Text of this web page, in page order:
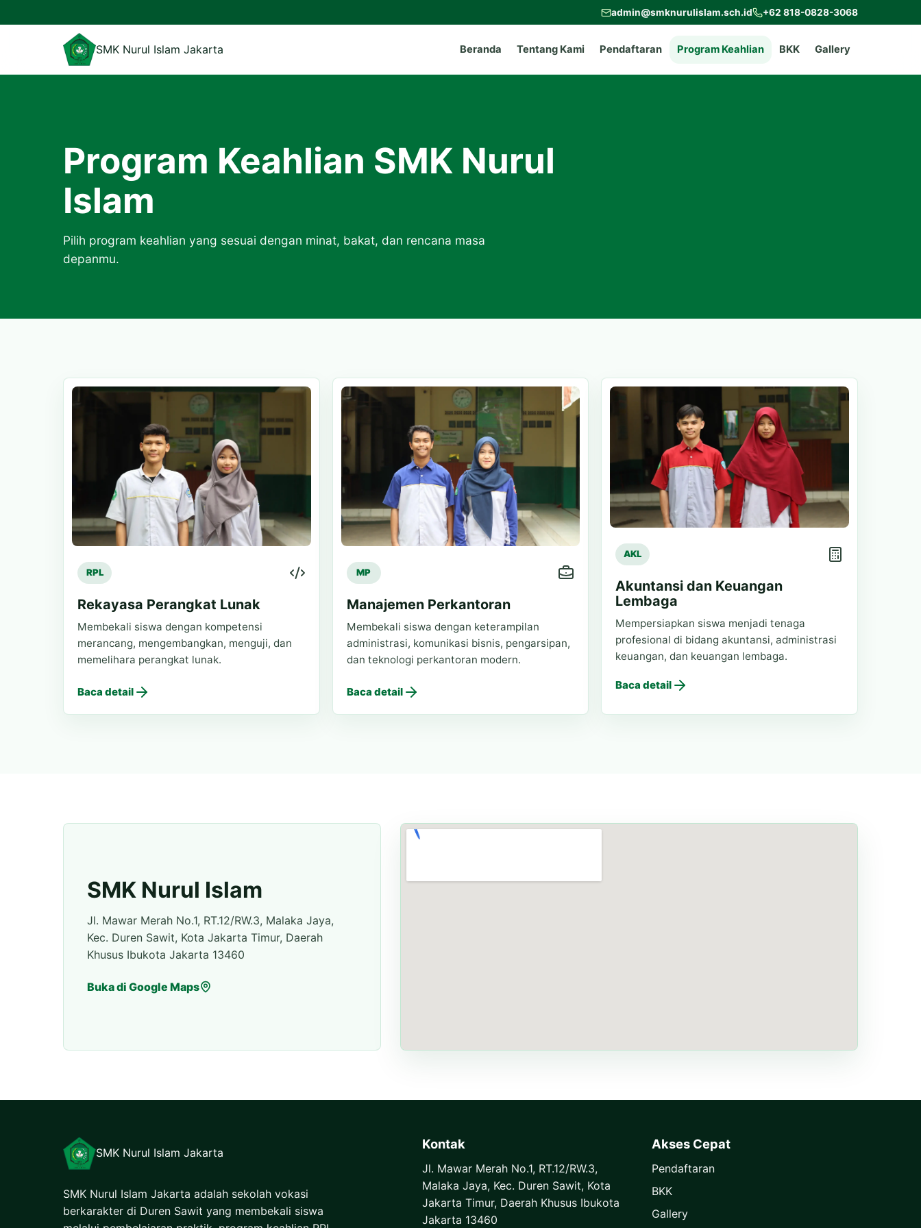
admin@smknurulislam.sch.id +62 818-0828-3068
SMK Nurul Islam Jakarta Beranda Tentang Kami Pendaftaran Program Keahlian BKK Gallery
Program Keahlian SMK Nurul
Islam
Pilih program keahlian yang sesuai dengan minat, bakat, dan rencana masa
depanmu.
RPL
Rekayasa Perangkat Lunak
Membekali siswa dengan kompetensi
merancang, mengembangkan, menguji, dan
memelihara perangkat lunak.
Baca detail
MP
Manajemen Perkantoran
Membekali siswa dengan keterampilan
administrasi, komunikasi bisnis, pengarsipan,
dan teknologi perkantoran modern.
Baca detail
AKL
Akuntansi dan Keuangan
Lembaga
Mempersiapkan siswa menjadi tenaga
profesional di bidang akuntansi, administrasi
keuangan, dan keuangan lembaga.
Baca detail
SMK Nurul Islam
Jl. Mawar Merah No.1, RT.12/RW.3, Malaka Jaya,
Kec. Duren Sawit, Kota Jakarta Timur, Daerah
Khusus Ibukota Jakarta 13460
Buka di Google Maps
SMK Nurul Islam Jakarta
SMK Nurul Islam Jakarta adalah sekolah vokasi
berkarakter di Duren Sawit yang membekali siswa
Kontak
Jl. Mawar Merah No.1, RT.12/RW.3,
Malaka Jaya, Kec. Duren Sawit, Kota
Jakarta Timur, Daerah Khusus Ibukota
Jakarta 13460
Akses Cepat
Pendaftaran
BKK
Gallery